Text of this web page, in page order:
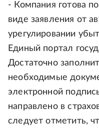
- Компания готова
виде заявления от
урегулировании
Единый портал
Достаточно
необходимые
электронной
направлено в
следует отметить,